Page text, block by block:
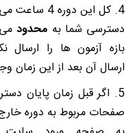
4. کل این
دسترسی شما به محدودمی
بازه آزمون ها را ارسال
ارسال آن بعد از این زمان
5. اگر قبل زمان پایان
صفحات مربوط به دوره